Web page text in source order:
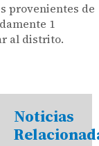
provenientes de
1
al distrito.
Noticias